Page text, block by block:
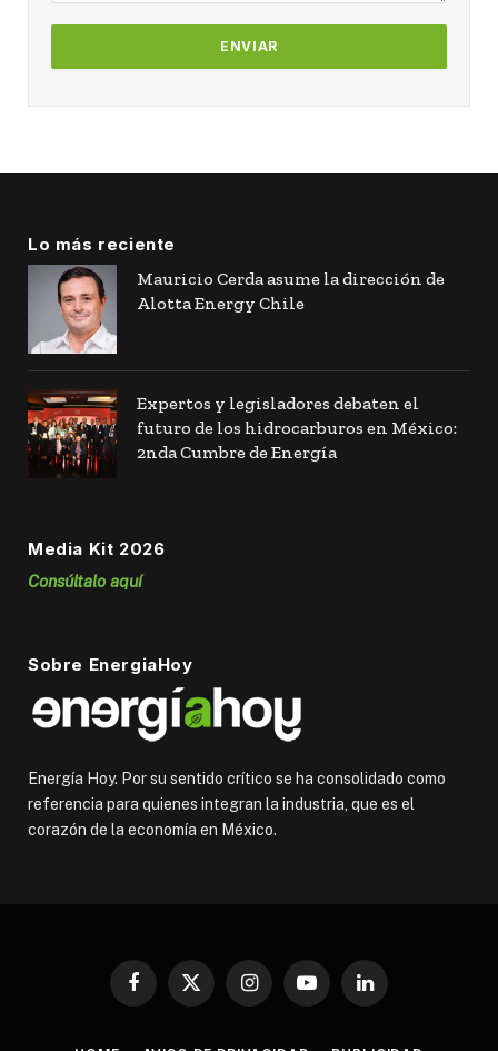
Lo más reciente
Mauricio Cerda asume la dirección de
Alotta Energy Chile
Expertos y legisladores debaten el
futuro de los hidrocarburos en México:
2nda Cumbre de Energía
Media Kit 2026
Consúltalo aquí
Sobre EnergiaHoy
Energía Hoy. Por su sentido crítico se ha consolidado como
referencia para quienes integran la industria, que es el
corazón de la economía en México.
Facebook
X
InstagramYouTubeLinkedIn